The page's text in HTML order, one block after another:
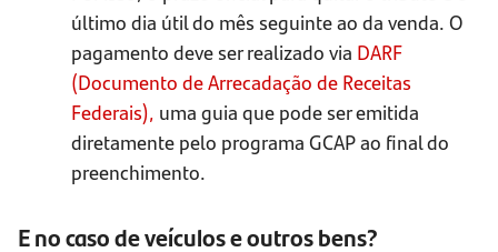
último dia útil do mês seguinte ao da venda. O
pagamento deve ser realizado via DARF
(Documento de Arrecadação de Receitas
Federais), uma guia que pode ser emitida
diretamente pelo programa GCAP ao final do
preenchimento.
E no caso de veículos e outros bens?